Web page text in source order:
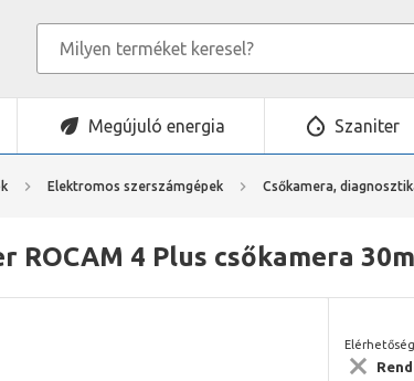
Megújuló energia Szaniter
Elektromos szerszámgépek Csőkamera,
ROCAM 4 Plus csőkamera